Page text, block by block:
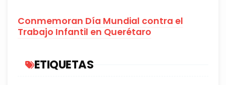
Conmemoran Día Mundial contra el
Trabajo Infantil en Querétaro
ETIQUETAS